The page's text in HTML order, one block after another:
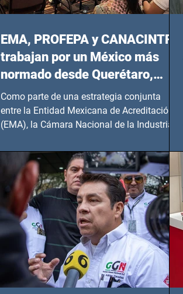
EMA, PROFEPA y CANACINTRA
trabajan por un México más
normado desde Querétaro,
Hidalgo y BCS
Como parte de una estrategia conjunta
entre la Entidad Mexicana de Acreditación
(EMA), la Cámara Nacional de la Industria